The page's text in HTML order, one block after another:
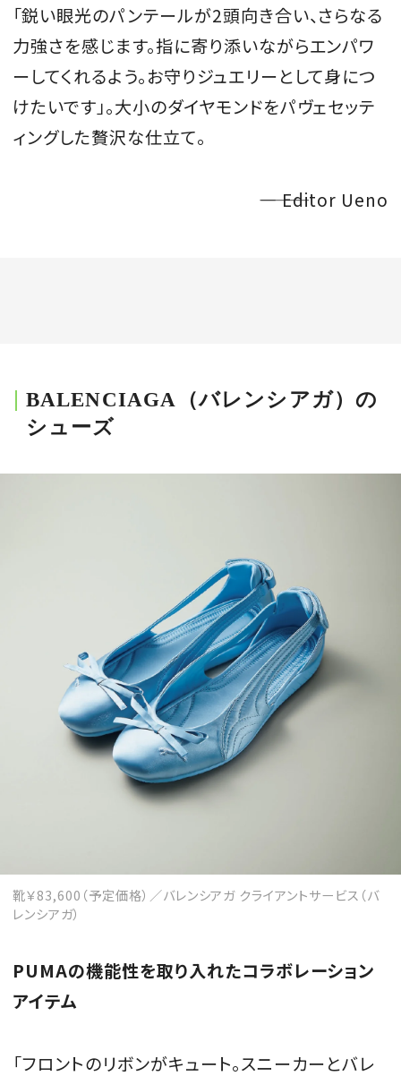
「鋭い眼光のパンテールが2頭向き合い、さらなる
力強さを感じます。指に寄り添いながらエンパワ
ーしてくれるよう。お守りジュエリーとして身につ
けたいです」。大小のダイヤモンドをパヴェセッテ
ィングした贅沢な仕立て。
―――― Editor Ueno
BALENCIAGA（バレンシアガ）の
シューズ
靴￥83,600（予定価格）／バレンシアガ クライアントサービス（バ
レンシアガ）
PUMAの機能性を取り入れたコラボレーション
アイテム
「フロントのリボンがキュート。スニーカーとバレ